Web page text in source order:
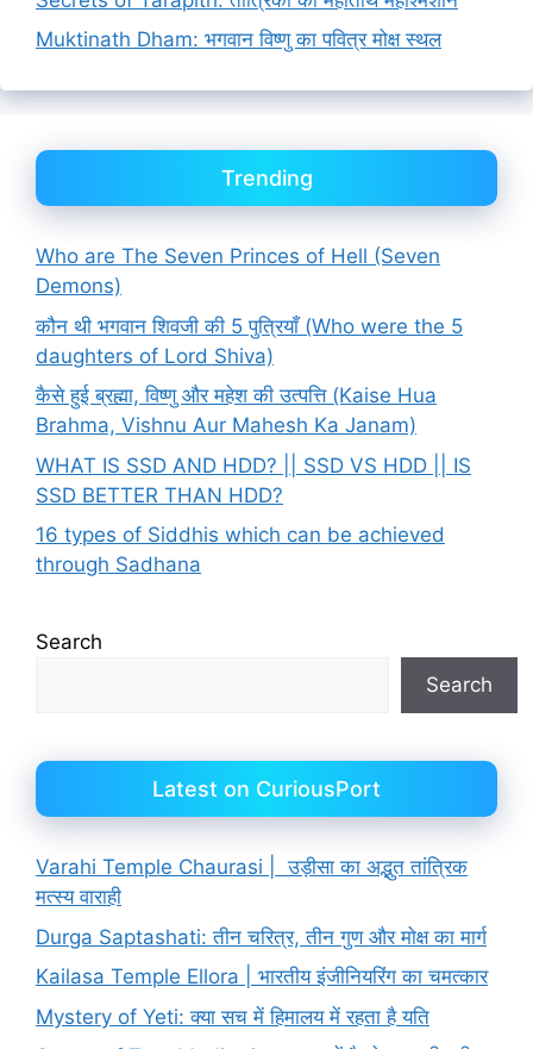
Muktinath Dham: भगवान विष्णु का पवित्र मोक्ष स्थल
Trending
Who are The Seven Princes of Hell (Seven
Demons)
कौन थी भगवान शिवजी की 5 पुत्रियाँ (Who were the 5
daughters of Lord Shiva)
कैसे हुई ब्रह्मा, विष्णु और महेश की उत्पत्ति (Kaise Hua
Brahma, Vishnu Aur Mahesh Ka Janam)
WHAT IS SSD AND HDD? || SSD VS HDD || IS
SSD BETTER THAN HDD?
16 types of Siddhis which can be achieved
through Sadhana
Search
Search
Latest on CuriousPort
Varahi Temple Chaurasi | उड़ीसा का अद्भुत तांत्रिक
मत्स्य वाराही
Durga Saptashati: तीन चरित्र, तीन गुण और मोक्ष का मार्ग
Kailasa Temple Ellora | भारतीय इंजीनियरिंग का चमत्कार
Mystery of Yeti: क्या सच में हिमालय में रहता है यति